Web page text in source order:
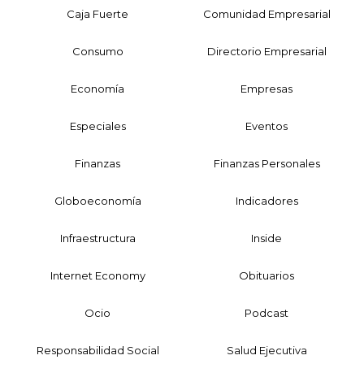
Caja Fuerte Comunidad Empresarial
Consumo Directorio Empresarial
Economía Empresas
Especiales Eventos
Finanzas Finanzas Personales
Globoeconomía Indicadores
Infraestructura Inside
Internet Economy Obituarios
Ocio Podcast
Responsabilidad Social Salud Ejecutiva